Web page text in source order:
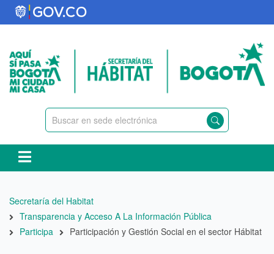
Pasar
al
principal
Ruta
de
navegación
Secretaría del Habitat
Transparencia y Acceso A La Información Pública
Participa
Participación y Gestión Social en el sector Hábitat